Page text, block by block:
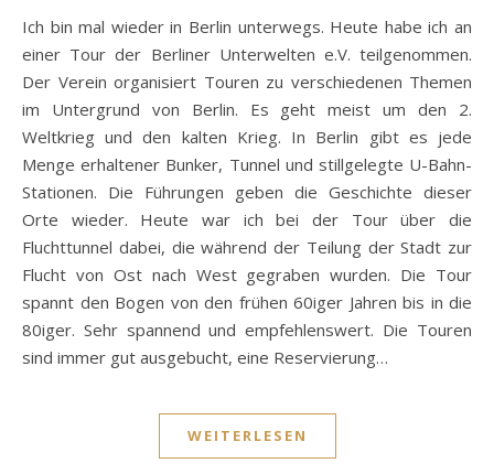
Ich bin mal wieder in Berlin unterwegs. Heute habe ich an
einer Tour der Berliner Unterwelten e.V. teilgenommen.
Der Verein organisiert Touren zu verschiedenen Themen
im Untergrund von Berlin. Es geht meist um den 2.
Weltkrieg und den kalten Krieg. In Berlin gibt es jede
Menge erhaltener Bunker, Tunnel und stillgelegte U-Bahn-
Stationen. Die Führungen geben die Geschichte dieser
Orte wieder. Heute war ich bei der Tour über die
Fluchttunnel dabei, die während der Teilung der Stadt zur
Flucht von Ost nach West gegraben wurden. Die Tour
spannt den Bogen von den frühen 60iger Jahren bis in die
80iger. Sehr spannend und empfehlenswert. Die Touren
sind immer gut ausgebucht, eine Reservierung…
WEITERLESEN